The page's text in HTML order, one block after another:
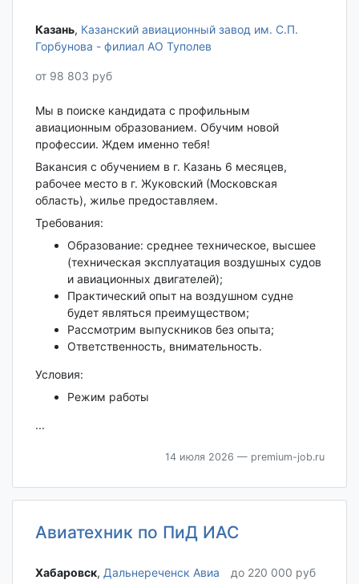
Казань‎, Казанский авиационный завод им. С.П.
Горбунова - филиал АО Туполев
от 98 803 руб
Мы в поиске кандидата с профильным
авиационным образованием. Обучим новой
профессии. Ждем именно тебя!
Вакансия с обучением в г. Казань 6 месяцев,
рабочее место в г. Жуковский (Московская
область), жилье предоставляем.
Требования:
Образование: среднее техническое, высшее
(техническая эксплуатация воздушных судов
и авиационных двигателей);
Практический опыт на воздушном судне
будет являться преимуществом;
Рассмотрим выпускников без опыта;
Ответственность, внимательность.
Условия:
Режим работы
...
14 июля 2026 — premium-job.ru
Авиатехник по ПиД ИАС
Хабаровск‎, Дальнереченск Авиа до 220 000 руб